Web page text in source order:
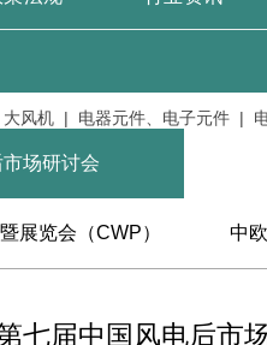
| 电器元件、电子元件 | 电线电
场研讨会
展览会（CWP） 中
七届中国风电后市